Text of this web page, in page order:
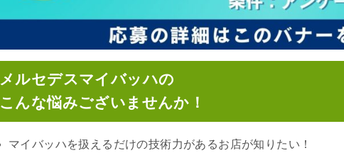
メルセデスマイバッハの
こんな悩みございませんか！
マイバッハを扱えるだけの技術力があるお店が知りたい！